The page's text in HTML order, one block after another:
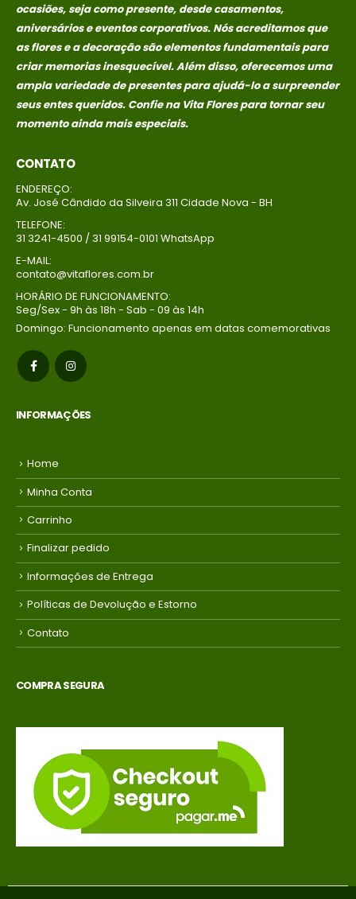
out of 5
R$689,00
Em até 1x de
R$689,00no
credito avista,
(P/ mais
condições
entre em
loja)
Buque Core P
0out of 5
R$198,00
R$198,00no
credito avista,
(P/ mais
condições
contato com a
loja)
out of 5
R$689,00
Em até 1x de
R$689,00 no
credito avista,
(P/ mais
condições
Buque Core P
condições
ocasiões, seja como presente, desde casamentos,
aniversários e eventos corporativos. Nós acreditamos que
as flores e a decoração são elementos fundamentais para
criar memoriasinesquecível. Além disso, oferecemos uma
ampla variedade de presentes para ajudá-lo a surpreender
seus entes queridos. Confie na Vita Flores para tornar seu
momento ainda mais especiais.
CONTATO
ENDEREÇO:
Av. José Cândido da Silveira 311 Cidade Nova - BH
TELEFONE:
31 3241-4500 / 31 99154-0101 WhatsApp
E-MAIL:
contato@vitaflores.com.br
HORÁRIO DE FUNCIONAMENTO:
Seg/Sex - 9h às 18h - Sab - 09 às 14h
Domingo: Funcionamento apenas em datas comemorativas
INFORMAÇÕES
Home
Minha Conta
Carrinho
Finalizar pedido
Informações de Entrega
Políticas de Devolução e Estorno
Contato
COMPRA SEGURA